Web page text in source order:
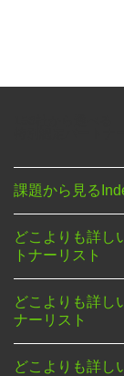
課題から見る
どこよりも詳し
トナーリスト
どこよりも詳し
ナーリスト
どこよりも詳し